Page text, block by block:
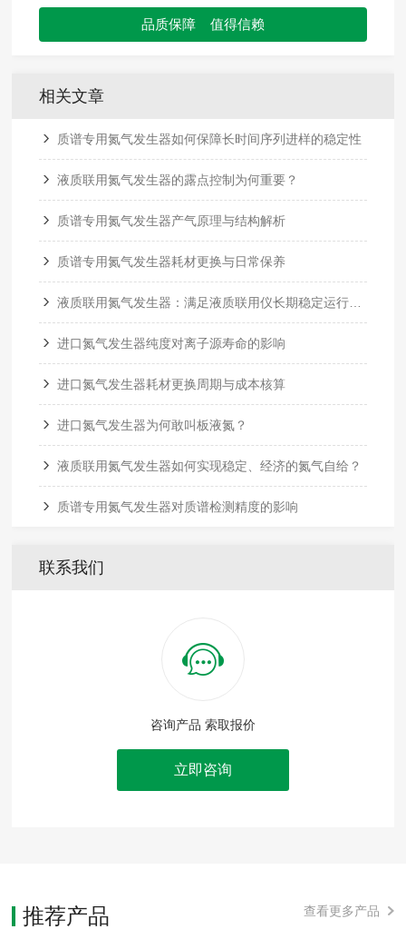
品质保障 值得信赖
相关文章
质谱专用氮气发生器如何保障长时间序列进样的稳定性
液质联用氮气发生器的露点控制为何重要？
质谱专用氮气发生器产气原理与结构解析
质谱专用氮气发生器耗材更换与日常保养
液质联用氮气发生器：满足液质联用仪长期稳定运行需求
进口氮气发生器纯度对离子源寿命的影响
进口氮气发生器耗材更换周期与成本核算
进口氮气发生器为何敢叫板液氮？
液质联用氮气发生器如何实现稳定、经济的氮气自给？
质谱专用氮气发生器对质谱检测精度的影响
联系我们
咨询产品 索取报价
立即咨询
推荐产品 查看更多产品